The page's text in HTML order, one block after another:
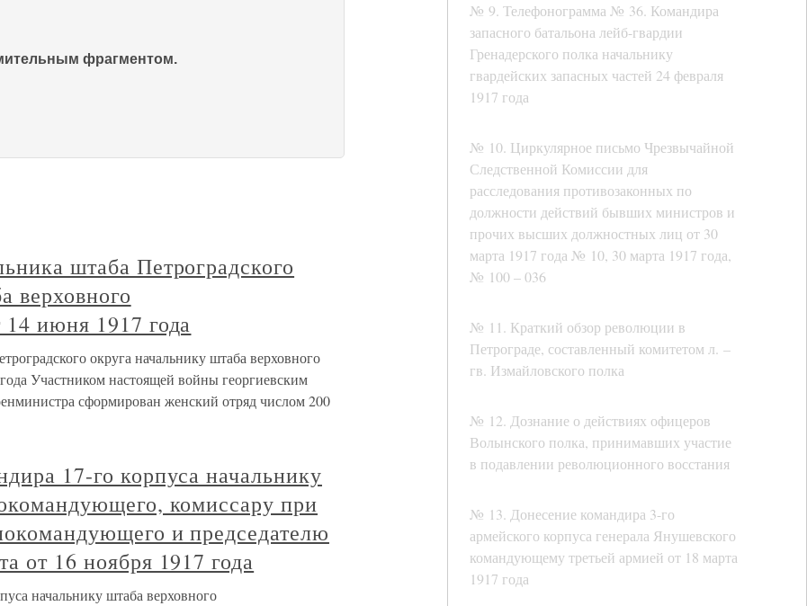
№ 9. Телефонограмма № 36. Командира
запасного батальона лейб-гвардии
Гренадерского полка начальнику
гвардейских запасных частей 24 февраля
1917 года
№ 10. Циркулярное письмо Чрезвычайной
Следственной Комиссии для
расследования противозаконных по
должности действий бывших министров и
прочих высших должностных лиц от 30
марта 1917 года № 10, 30 марта 1917 года,
№ 100 – 036
№ 11. Краткий обзор революции в
Петрограде, составленный комитетом л. –
гв. Измайловского полка
№ 12. Дознание о действиях офицеров
Волынского полка, принимавших участие
в подавлении революционного восстания
№ 13. Донесение командира 3-го
армейского корпуса генерала Янушевского
командующему третьей армией от 18 марта
1917 года
фрагментом.
штаба Петроградского
верховного
июня 1917 года
округа начальнику штаба верховного
Участником настоящей войны георгиевским
сформирован женский отряд числом 200
17-го корпуса начальнику
комиссару при
и председателю
от 16 ноября 1917 года
начальнику штаба верховного